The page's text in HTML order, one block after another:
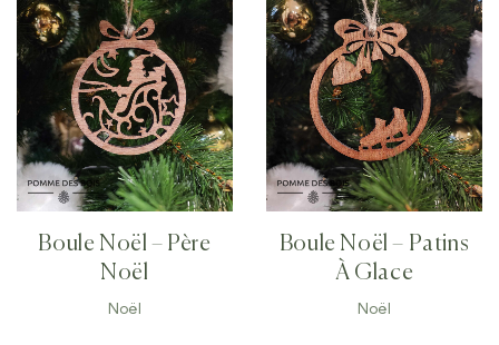
Boule Noël – Père
Noël
Noël
Boule Noël – Patins
À Glace
Noël